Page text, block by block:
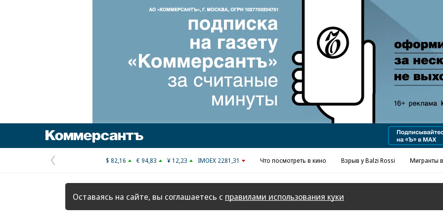
Реклама в «Ъ» www.kommersant.ru/ad
Предыдущая
страница
$ 82,16 € 94,83 ¥ 12,23 IMOEX 2281,31 Что посмотреть в кино Взрыв у Balzi Rossi Мигранты
Оставаясь на сайте, вы соглашаетесь с правилами использования куки